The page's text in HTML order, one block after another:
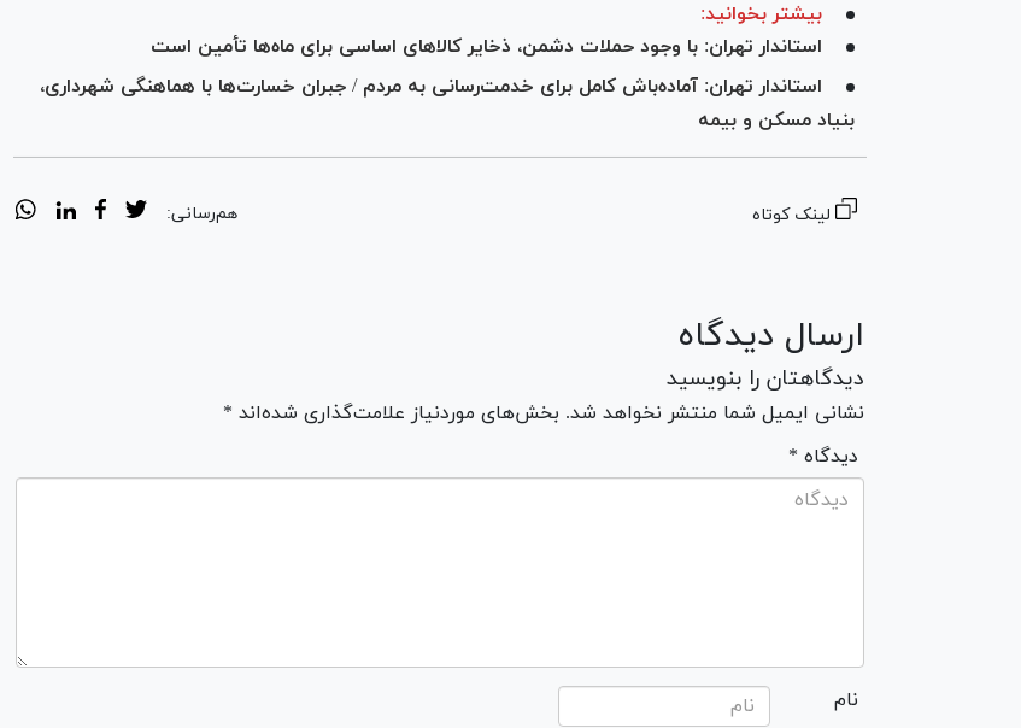
بیشتر بخوانید:
استاندار تهران: با وجود حملات دشمن، ذخایر کالا‌های اساسی برای ماه‌ها تأمین است
استاندار تهران: آماده‌باش کامل برای خدمت‌رسانی به مردم / جبران خسارت‌ها با هماهنگی شهرداری،
بنیاد مسکن و بیمه
لینک کوتاه هم‌رسانی:
ارسال دیدگاه
دیدگاهتان را بنویسید
نشانی ایمیل شما منتشر نخواهد شد. بخش‌های موردنیاز علامت‌گذاری شده‌اند *
* دیدگاه
نام